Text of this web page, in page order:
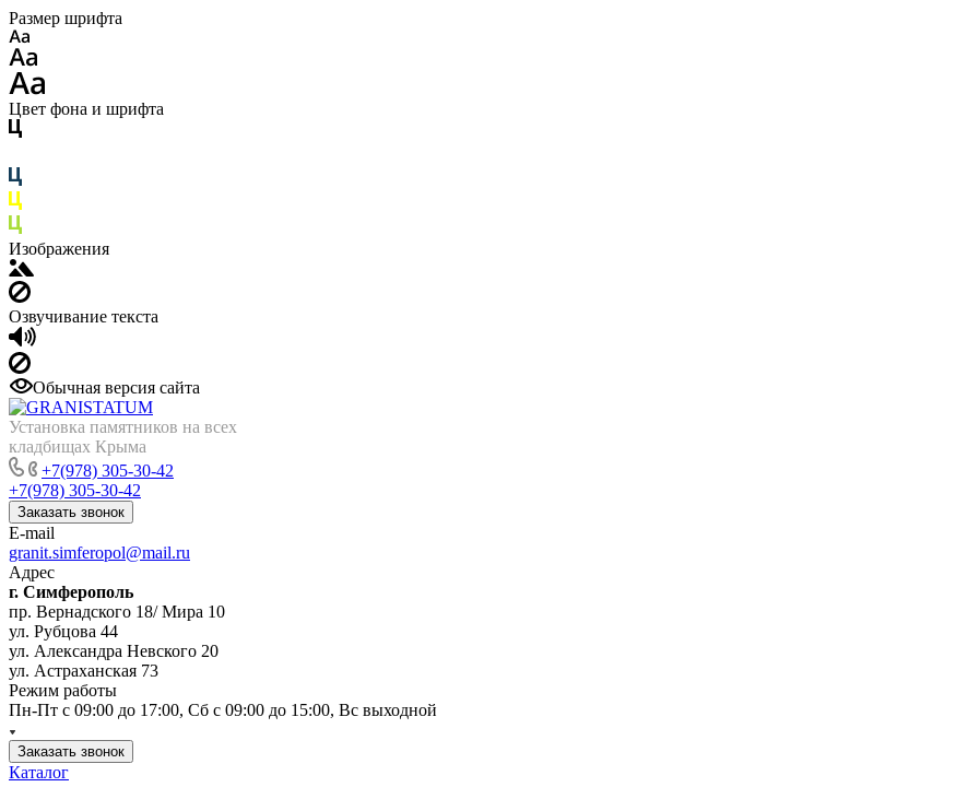
Размер шрифта
Цвет фона и шрифта
Изображения
Озвучивание текста
Обычная версия сайта
Установка памятников на всех
кладбищах Крыма
+7(978) 305-30-42
+7(978) 305-30-42
Заказать звонок
E-mail
granit.simferopol@mail.ru
Адрес
г. Симферополь
пр. Вернадского 18/ Мира 10
ул. Рубцова 44
ул. Александра Невского 20
ул. Астраханская 73
Режим работы
Пн-Пт с 09:00 до 17:00, Сб с 09:00 до 15:00, Вс выходной
Заказать звонок
Каталог